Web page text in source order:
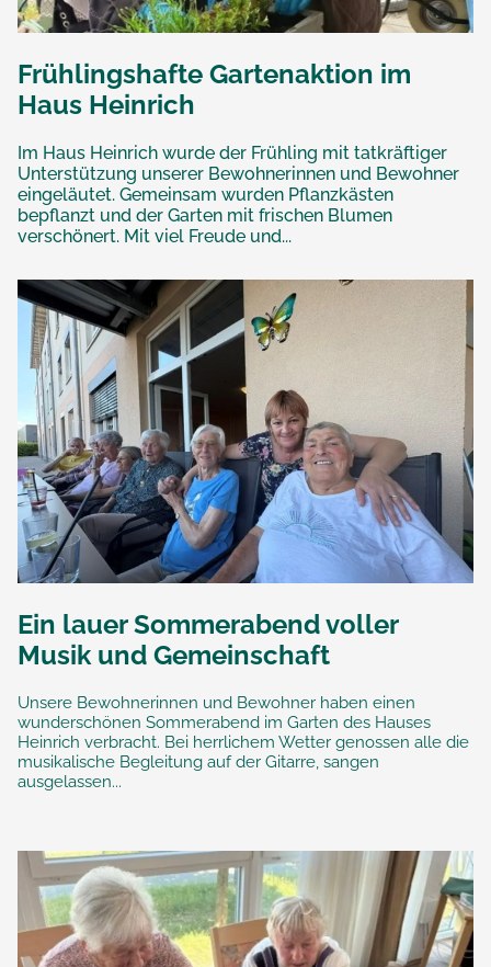
Frühlingshafte Gartenaktion im
Haus Heinrich
Im Haus Heinrich wurde der Frühling mit tatkräftiger
Unterstützung unserer Bewohnerinnen und Bewohner
eingeläutet. Gemeinsam wurden Pflanzkästen
bepflanzt und der Garten mit frischen Blumen
verschönert. Mit viel Freude und...
Ein lauer Sommerabend voller
Musik und Gemeinschaft
Unsere Bewohnerinnen und Bewohner haben einen
wunderschönen Sommerabend im Garten des Hauses
Heinrich verbracht. Bei herrlichem Wetter genossen alle die
musikalische Begleitung auf der Gitarre, sangen
ausgelassen...